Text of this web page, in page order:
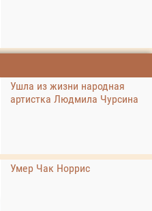
Ушла из жизни народная
артистка Людмила Чурсина
Умер Чак Норрис